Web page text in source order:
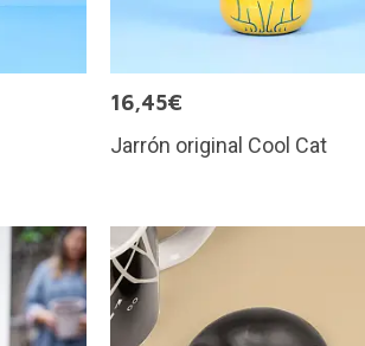
16,45€
Jarrón original Cool Cat